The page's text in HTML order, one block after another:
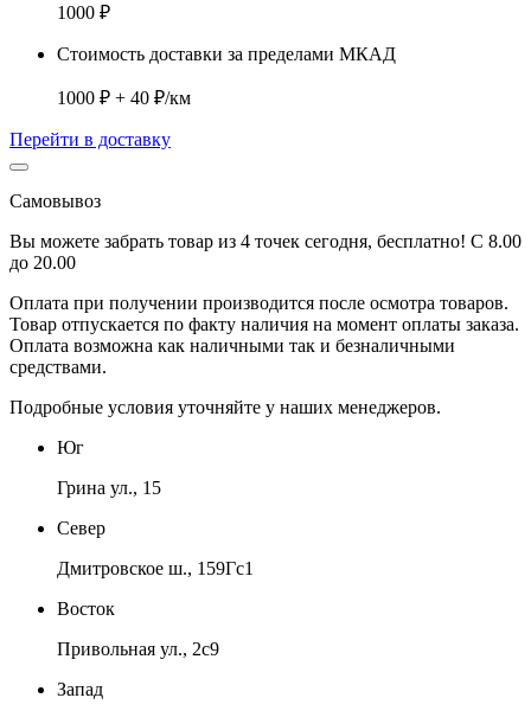
1000 ₽
Стоимость доставки за пределами МКАД
1000 ₽ + 40 ₽/км
Перейти в доставку
Самовывоз
Вы можете забрать товар из 4 точек сегодня, бесплатно! С 8.00
до 20.00
Оплата при получении производится после осмотра товаров.
Товар отпускается по факту наличия на момент оплаты заказа.
Оплата возможна как наличными так и безналичными
средствами.
Подробные условия уточняйте у наших менеджеров.
Юг
Грина ул., 15
Север
Дмитровское ш., 159Гс1
Восток
Привольная ул., 2с9
Запад